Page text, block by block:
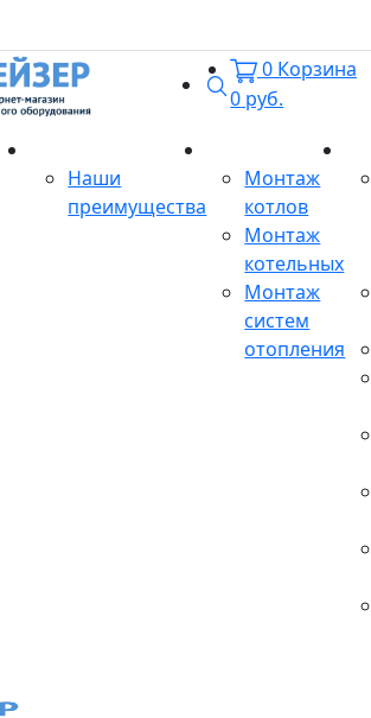
Поиск
0 Корзина
0 руб.
Наши
преимущества
Монтаж
котлов
Монтаж
котельных
Монтаж
систем
отопления